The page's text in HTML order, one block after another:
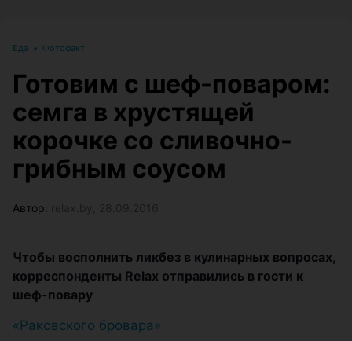
Еда • Фотофакт
Готовим с шеф-поваром:
семга в хрустящей
корочке со сливочно-
грибным соусом
Автор:
Чтобы восполнить ликбез в кулинарных вопросах,
корреспонденты Relax отправились в гости к
шеф-повару
«Раковского бровара»